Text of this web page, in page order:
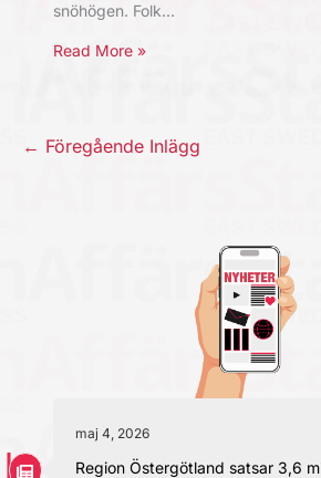
snöhögen. Folk…
Read More »
← Föregående Inlägg
maj 4, 2026
Region Östergötland satsar 3,6